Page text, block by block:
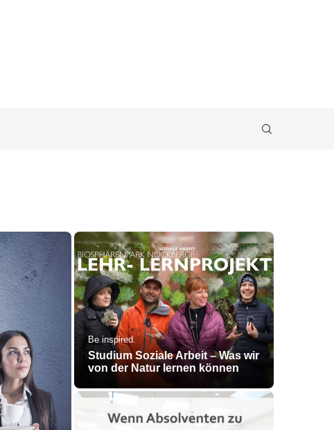
Be inspired.
Studium Soziale Arbeit – Was wir
von der Natur lernen können